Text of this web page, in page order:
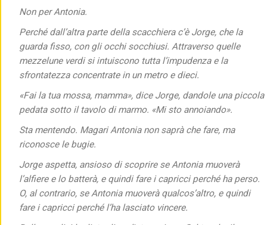
Non per Antonia.
Perché dall’altra parte della scacchiera c’è Jorge, che la
guarda fisso, con gli occhi socchiusi. Attraverso quelle
mezzelune verdi si intuiscono tutta l’impudenza e la
sfrontatezza concentrate in un metro e dieci.
«Fai la tua mossa, mamma», dice Jorge, dandole una piccola
pedata sotto il tavolo di marmo. «Mi sto annoiando».
Sta mentendo. Magari Antonia non saprà che fare, ma
riconosce le bugie.
Jorge aspetta, ansioso di scoprire se Antonia muoverà
l’alfiere e lo batterà, e quindi fare i capricci perché ha perso.
O, al contrario, se Antonia muoverà qualcos’altro, e quindi
fare i capricci perché l’ha lasciato vincere.